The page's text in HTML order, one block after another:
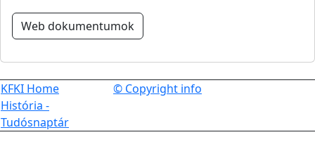
Web dokumentumok
KFKI Home
História -
Tudósnaptár
© Copyright info